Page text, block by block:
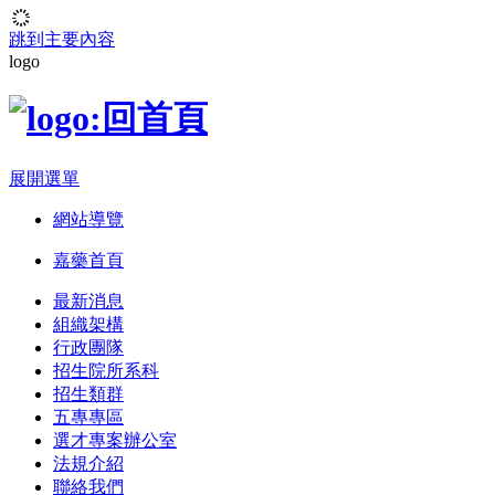
跳到主要內容
logo
展開選單
網站導覽
嘉藥首頁
最新消息
組織架構
行政團隊
招生院所系科
招生類群
五專專區
選才專案辦公室
法規介紹
聯絡我們